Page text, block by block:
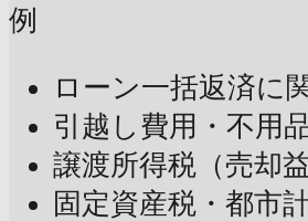
例
ローン一括返済に
引越し費用・不用
譲渡所得税（売却
固定資産税・都市